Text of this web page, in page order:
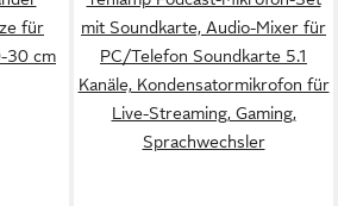
für
30 cm
mit Soundkarte, Audio-Mixer für
PC/Telefon Soundkarte 5.1
Kanäle, Kondensatormikrofon für
Live-Streaming, Gaming,
Sprachwechsler